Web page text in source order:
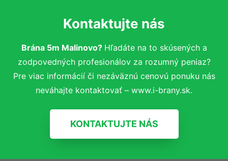
Kontaktujte nás
Brána 5m Malinovo? Hľadáte na to skúsených a
zodpovedných profesionálov za rozumný peniaz?
Pre viac informácií či nezáväznú cenovú ponuku nás
neváhajte kontaktovať – www.i-brany.sk.
KONTAKTUJTE NÁS